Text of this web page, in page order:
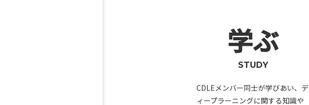
学ぶ
STUDY
CDLEメンバー同士が学びあい、デ
ィープラーニングに関する知識や